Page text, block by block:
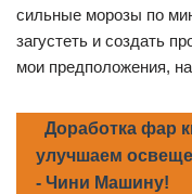
сильные морозы по
загустеть и создать
мои предположения,
Доработка фар
улучшаем
- Чини Машину!